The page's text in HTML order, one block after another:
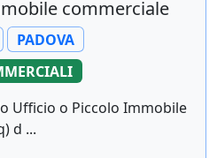
commerciale
PADOVA
Ufficio o Piccolo Immobile
d ...